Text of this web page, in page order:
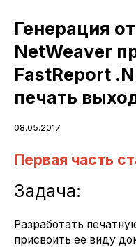
Генерация
NetWeaver
FastReport
печать
08.05.2017
Первая часть
Задача:
Разработать
присвоить ее виду